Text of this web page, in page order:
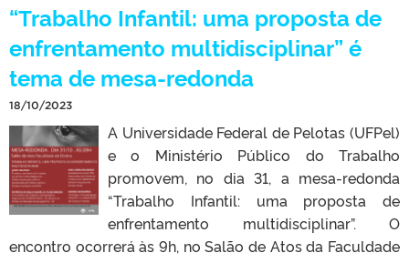
“Trabalho Infantil: uma proposta de
enfrentamento multidisciplinar” é
tema de mesa-redonda
18/10/2023
A Universidade Federal de Pelotas (UFPel)
e o Ministério Público do Trabalho
promovem, no dia 31, a mesa-redonda
“Trabalho Infantil: uma proposta de
enfrentamento multidisciplinar”. O
encontro ocorrerá às 9h, no Salão de Atos da Faculdade